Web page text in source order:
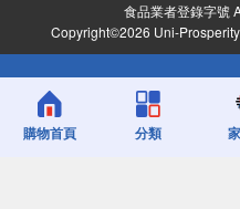
食品業者登錄字號
Copyright©2026 Uni-
購物首頁 分類